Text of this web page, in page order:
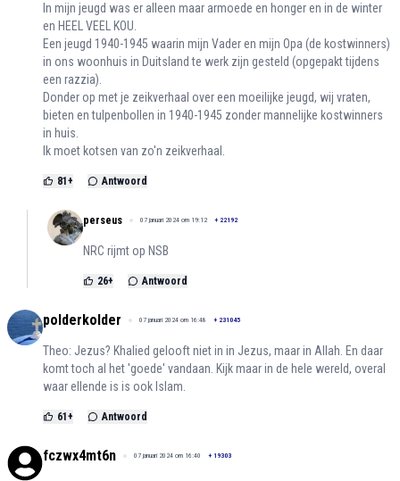
In mijn jeugd was er alleen maar armoede en honger en in de winter
en HEEL VEEL KOU.
Een jeugd 1940-1945 waarin mijn Vader en mijn Opa (de kostwinners)
in ons woonhuis in Duitsland te werk zijn gesteld (opgepakt tijdens
een razzia).
Donder op met je zeikverhaal over een moeilijke jeugd, wij vraten,
bieten en tulpenbollen in 1940-1945 zonder mannelijke kostwinners
in huis.
Ik moet kotsen van zo'n zeikverhaal.
81 + Antwoord
perseus 07 januari 2024 om 19:12 + 22192
NRC rijmt op NSB
26+ Antwoord
polderkolder 07 januari 2024 om 16:48 + 231045
Theo: Jezus? Khalied gelooft niet in in Jezus, maar in Allah. En daar
komt toch al het 'goede' vandaan. Kijk maar in de hele wereld, overal
waar ellende is is ook Islam.
61 + Antwoord
fczwx4mt6n 07 januari 2024 om 16:40 + 19303